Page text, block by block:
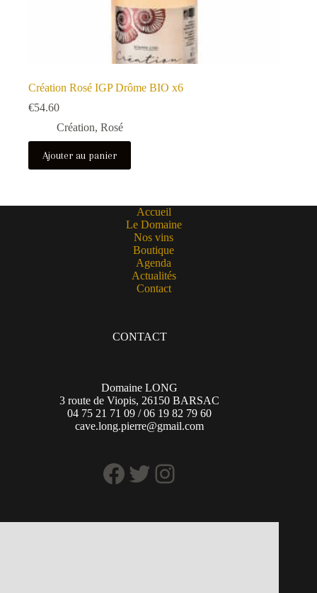
Création Rosé IGP Drôme BIO x6
€54.60
Création, Rosé
Ajouter au panier
Accueil
Le Domaine
Nos vins
Boutique
Agenda
Actualités
Contact
CONTACT
Domaine LONG
3 route de Viopis, 26150 BARSAC
04 75 21 71 09 / 06 19 82 79 60
cave.long.pierre@gmail.com